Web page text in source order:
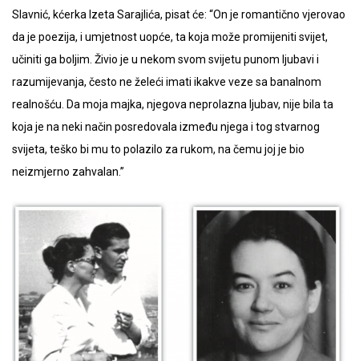
Slavnić, kćerka Izeta Sarajlića, pisat će: “On je romantično vjerovao
da je poezija, i umjetnost uopće, ta koja može promijeniti svijet,
učiniti ga boljim. Živio je u nekom svom svijetu punom ljubavi i
razumijevanja, često ne želeći imati ikakve veze sa banalnom
realnošću. Da moja majka, njegova neprolazna ljubav, nije bila ta
koja je na neki način posredovala između njega i tog stvarnog
svijeta, teško bi mu to polazilo za rukom, na čemu joj je bio
neizmjerno zahvalan.”